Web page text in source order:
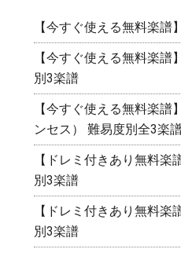
【今すぐ使える無料楽譜
【今すぐ使える無料楽
別3楽譜
【今すぐ使える無料楽譜
ンセス） 難易度別全3楽
【ドレミ付きあり無料
別3楽譜
【ドレミ付きあり無料
別3楽譜